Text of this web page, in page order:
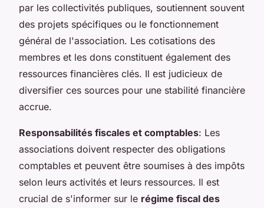
par les collectivités publiques, soutiennent souvent
des projets spécifiques ou le fonctionnement
général de l'association. Les cotisations des
membres et les dons constituent également des
ressources financières clés. Il est judicieux de
diversifier ces sources pour une stabilité financière
accrue.
Responsabilités fiscales et comptables: Les
associations doivent respecter des obligations
comptables et peuvent être soumises à des impôts
selon leurs activités et leurs ressources. Il est
crucial de s'informer sur le régime fiscal des